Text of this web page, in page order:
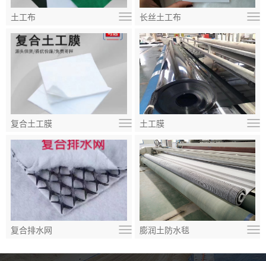
土工布 长丝土工布
复合土工膜 土工膜
复合排水网 膨润土防水毯